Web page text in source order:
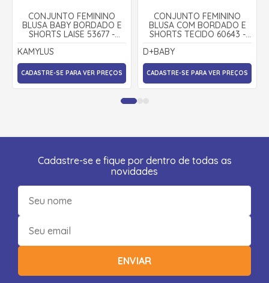
CONJUNTO FEMININO
BLUSA BABY BORDADO E
SHORTS LAISE 53677 -
KAMYLUS
KAMYLUS
CADASTRE-SE PARA VER PREÇOS
CONJUNTO FEMININO
BLUSA COM BORDADO E
SHORTS TECIDO 60643 -
D+ BABY
D+BABY
CADASTRE-SE PARA VER PREÇOS
Cadastre-se e fique por dentro de todas as
novidades
ENVIAR